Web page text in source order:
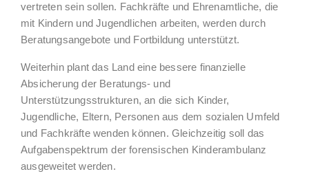
vertreten sein sollen. Fachkräfte und Ehrenamtliche, die
mit Kindern und Jugendlichen arbeiten, werden durch
Beratungsangebote und Fortbildung unterstützt.
Weiterhin plant das Land eine bessere finanzielle
Absicherung der Beratungs- und
Unterstützungsstrukturen, an die sich Kinder,
Jugendliche, Eltern, Personen aus dem sozialen Umfeld
und Fachkräfte wenden können. Gleichzeitig soll das
Aufgabenspektrum der forensischen Kinderambulanz
ausgeweitet werden.